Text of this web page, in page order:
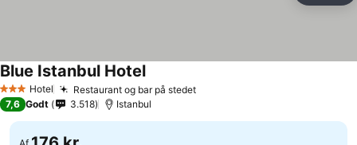
3 StjernerHotel Restaurant og bar på stedetSe priser
Blue Istanbul HotelSe priser
7,6 Godt 3.518 Istanbul
Af